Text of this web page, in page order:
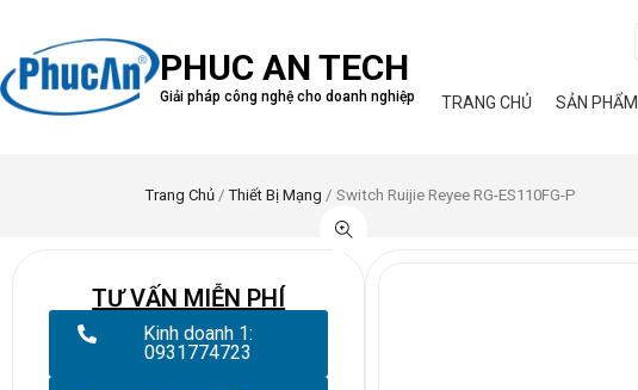
PHUC AN TECH
Giải pháp công nghệ cho doanh nghiệp TRANG CHỦ SẢN PHẨM
Trang Chủ /Thiết Bị Mạng / Switch Ruijie Reyee RG-ES110FG-P
TƯ VẤN MIỄN PHÍ
Kinh doanh 1:
0931774723